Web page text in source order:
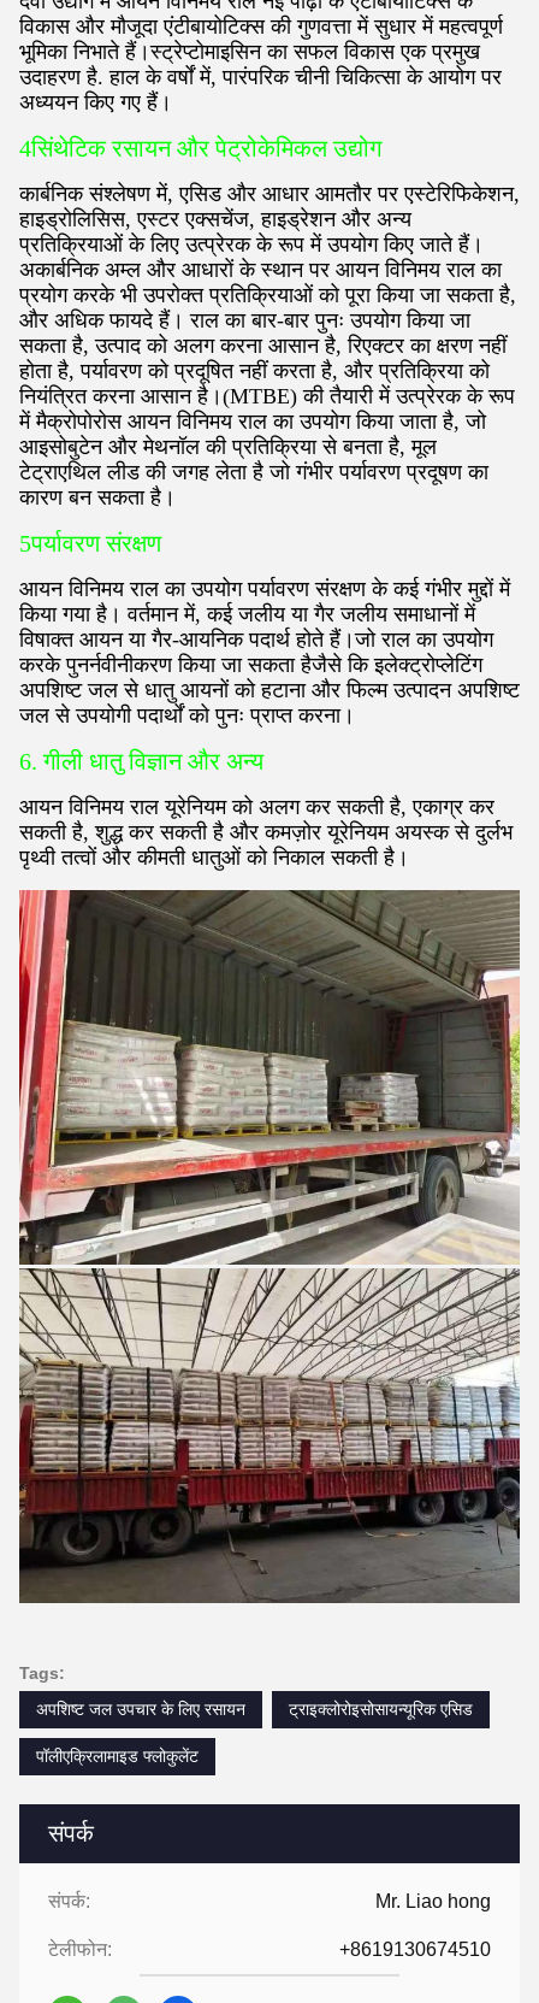
संपर्क
संपर्क: Mr. Liao hong
टेलीफोन: +8619130674510
विकास और मौजूदा एंटीबायोटिक्स की गुणवत्ता में सुधार में महत्वपूर्ण
भूमिका निभाते हैं।स्ट्रेप्टोमाइसिन का सफल विकास एक प्रमुख
उदाहरण है. हाल के वर्षों में, पारंपरिक चीनी चिकित्सा के आयोग पर
अध्ययन किए गए हैं।
4सिंथेटिक रसायन और पेट्रोकेमिकल उद्योग
कार्बनिक संश्लेषण में, एसिड और आधार आमतौर पर एस्टेरिफिकेशन,
हाइड्रोलिसिस, एस्टर एक्सचेंज, हाइड्रेशन और अन्य
प्रतिक्रियाओं के लिए उत्प्रेरक के रूप में उपयोग किए जाते हैं।
अकार्बनिक अम्ल और आधारों के स्थान पर आयन विनिमय राल का
प्रयोग करके भी उपरोक्त प्रतिक्रियाओं को पूरा किया जा सकता है,
और अधिक फायदे हैं। राल का बार-बार पुनः उपयोग किया जा
सकता है, उत्पाद को अलग करना आसान है, रिएक्टर का क्षरण नहीं
होता है, पर्यावरण को प्रदूषित नहीं करता है, और प्रतिक्रिया को
नियंत्रित करना आसान है।(MTBE) की तैयारी में उत्प्रेरक के रूप
में मैक्रोपोरोस आयन विनिमय राल का उपयोग किया जाता है, जो
आइसोबुटेन और मेथनॉल की प्रतिक्रिया से बनता है, मूल
टेट्राएथिल लीड की जगह लेता है जो गंभीर पर्यावरण प्रदूषण का
कारण बन सकता है।
5पर्यावरण संरक्षण
आयन विनिमय राल का उपयोग पर्यावरण संरक्षण के कई गंभीर मुद्दों में
किया गया है। वर्तमान में, कई जलीय या गैर जलीय समाधानों में
विषाक्त आयन या गैर-आयनिक पदार्थ होते हैं।जो राल का उपयोग
करके पुनर्नवीनीकरण किया जा सकता हैजैसे कि इलेक्ट्रोप्लेटिंग
अपशिष्ट जल से धातु आयनों को हटाना और फिल्म उत्पादन अपशिष्ट
जल से उपयोगी पदार्थों को पुनः प्राप्त करना।
6. गीली धातु विज्ञान और अन्य
आयन विनिमय राल यूरेनियम को अलग कर सकती है, एकाग्र कर
सकती है, शुद्ध कर सकती है और कमज़ोर यूरेनियम अयस्क से दुर्लभ
पृथ्वी तत्वों और कीमती धातुओं को निकाल सकती है।
Tags:
अपशिष्ट जल उपचार के लिए रसायन
ट्राइक्लोरोइसोसायन्यूरिक एसिड
पॉलीएक्रिलामाइड फ्लोकुलेंट